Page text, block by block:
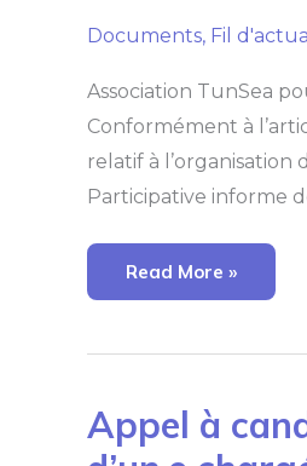
Documents, Fil
Association TunSea
Conformément à
relatif à l’organisation
Participative informe
Read More »
Appel à
À
Candidature